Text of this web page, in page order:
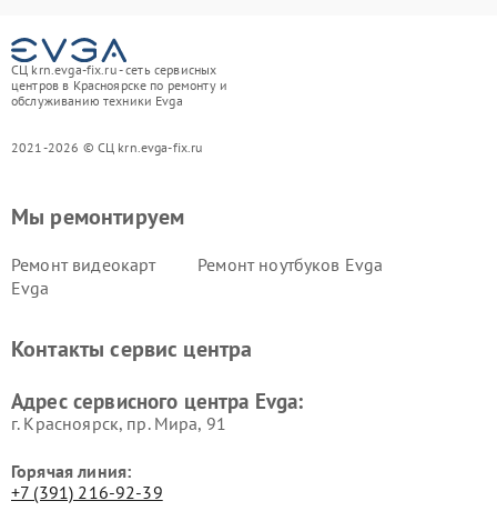
СЦ krn.evga-fix.ru - сеть сервисных
центров в Красноярске по ремонту и
обслуживанию техники Evga
2021-2026 © СЦ krn.evga-fix.ru
Мы ремонтируем
Ремонт видеокарт
Evga
Ремонт ноутбуков Evga
Контакты сервис центра
Адрес сервисного центра Evga:
г. Красноярск, ​пр. Мира, 91
Горячая линия:
+7 (391) 216-92-39